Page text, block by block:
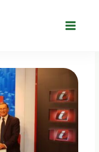
Main